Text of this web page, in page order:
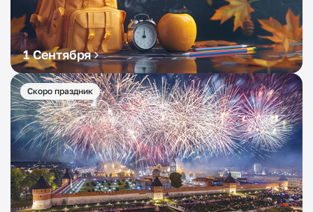
1 Сентября
Скоро праздник